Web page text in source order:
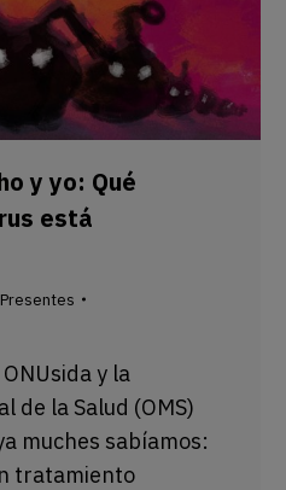
y yo: Qué
está
y la
de la Salud (OMS)
muches sabíamos:
tratamiento